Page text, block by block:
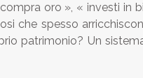
oro », « investi
che spesso
patrimonio? Un